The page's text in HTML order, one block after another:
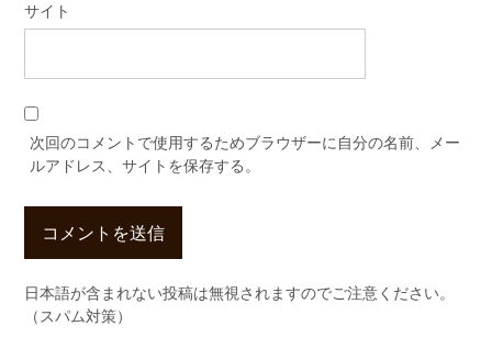
サイト
次回のコメントで使用するためブラウザーに自分の名前、メー
ルアドレス、サイトを保存する。
日本語が含まれない投稿は無視されますのでご注意ください。
（スパム対策）